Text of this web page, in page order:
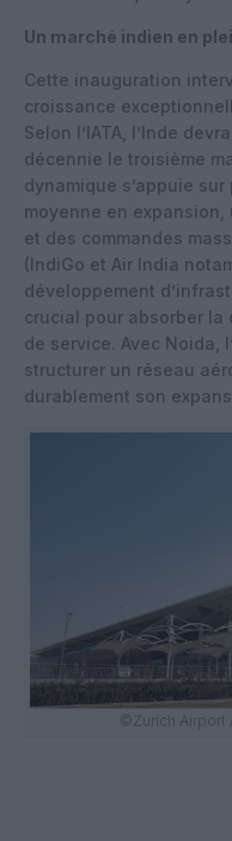
Un marché indien en
Cette inauguration
croissance
Selon l’IATA, l’Inde
décennie le troisième
dynamique s’appuie
moyenne en
et des commandes
(IndiGo et Air India
développement
crucial pour absorber la
de service. Avec Noida,
structurer un réseau
durablement son
©Zurich Airport